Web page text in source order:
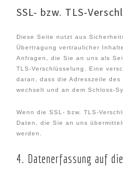
SSL- bzw. TLS-
Diese Seite nutzt aus
Übertragung vertraulicher
Anfragen, die Sie an uns als
TLS-Verschlüsselung. Eine
daran, dass die Adresszeile des
wechselt und an dem Schloss-
Wenn die SSL- bzw. TLS-
Daten, die Sie an uns
werden.
4. Datenerfassung auf